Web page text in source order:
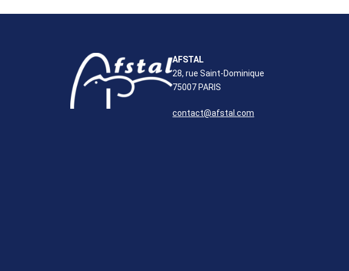
AFSTAL
28, rue Saint-Dominique
75007 PARIS
contact@afstal.com